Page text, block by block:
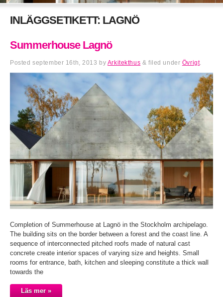
INLÄGGSETIKETT: LAGNÖ
Summerhouse Lagnö
Postedseptember 16th, 2013 by Arkitekthus & filed under Övrigt.
Completion of Summerhouse at Lagnö in the Stockholm archipelago.
The building sits on the border between a forest and the coast line. A
sequence of interconnected pitched roofs made of natural cast
concrete create interior spaces of varying size and heights. Small
rooms for entrance, bath, kitchen and sleeping constitute a thick wall
towards the
Läs mer »